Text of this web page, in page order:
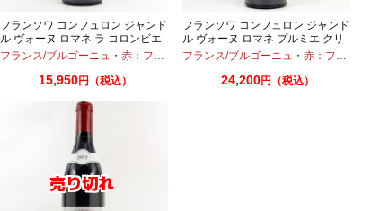
・ピノノワール
フランソワ コンフュロン ジャンド
ル ヴォーヌ ロマネ ラ コロンビエ
ール 2021 750ml
フランス/ブルゴーニュ ・ 赤：フルボディ ・ピノノワール
15,950円（税込）
フランソワ コンフュロン ジャンド
ル ヴォーヌ ロマネ プルミエ クリ
ュ レ スショ 2021 750ml
フランス/ブルゴーニュ ・ 赤：フルボディ
24,200円（税込）